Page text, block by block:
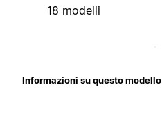
18 modelli
Informazioni su questo modello